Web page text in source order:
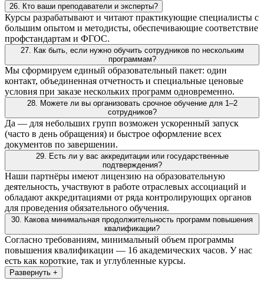
26. Кто ваши преподаватели и эксперты?
Курсы разрабатывают и читают практикующие специалисты с
большим опытом и методисты, обеспечивающие соответствие
профстандартам и ФГОС.
27. Как быть, если нужно обучить сотрудников по нескольким
программам?
Мы сформируем единый образовательный пакет: один
контакт, объединенная отчетность и специальные ценовые
условия при заказе нескольких программ одновременно.
28. Можете ли вы организовать срочное обучение для 1–2
сотрудников?
Да — для небольших групп возможен ускоренный запуск
(часто в день обращения) и быстрое оформление всех
документов по завершении.
29. Есть ли у вас аккредитации или государственные
подтверждения?
Наши партнёры имеют лицензию на образовательную
деятельность, участвуют в работе отраслевых ассоциаций и
обладают аккредитациями от ряда контролирующих органов
для проведения обязательного обучения.
30. Какова минимальная продолжительность программ повышения
квалификации?
Согласно требованиям, минимальный объем программы
повышения квалификации — 16 академических часов. У нас
есть как короткие, так и углубленные курсы.
Развернуть +